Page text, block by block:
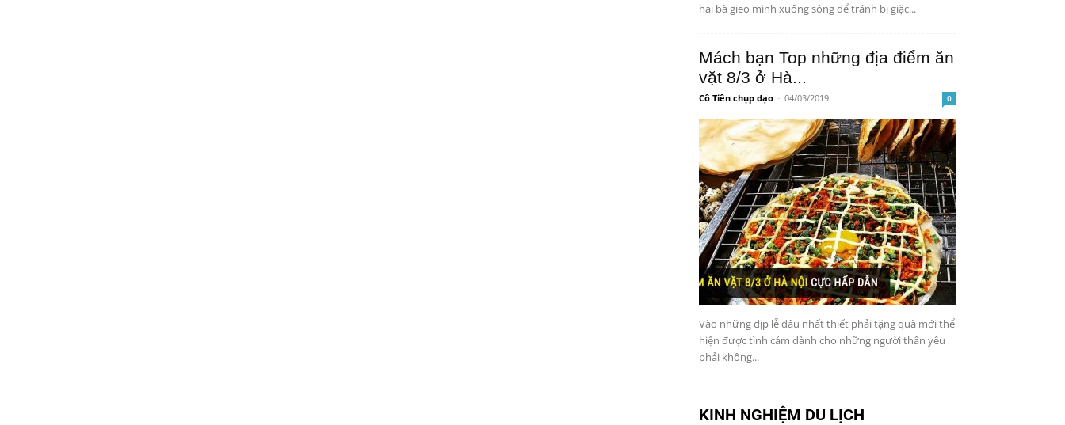
hai bà gieo mình xuống sông để tránh bị giặc...
Mách bạn Top những địa điểm ăn
vặt 8/3 ở Hà...
Cô Tiên chụp dạo - 04/03/2019 0
Vào những dịp lễ đâu nhất thiết phải tặng quà mới thể
hiện được tình cảm dành cho những người thân yêu
phải không...
KINH NGHIỆM DU LỊCH